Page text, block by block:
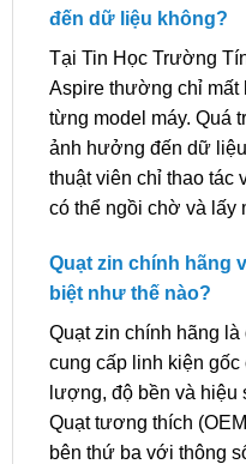
đến dữ liệu không?
Tại Tin Học Trường
Aspire thường chỉ mất
từng model máy. Quá
ảnh hưởng đến dữ
thuật viên chỉ thao tác
có thể ngồi chờ và lấy
Quạt zin chính hãng
biệt như thế nào?
Quạt zin chính hãng
cung cấp linh kiện gốc
lượng, độ bền và hiệu
Quạt tương thích
bên thứ ba với thông